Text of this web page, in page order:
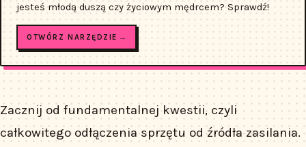
jesteś młodą duszą czy życiowym mędrcem? Sprawdź!
OTWÓRZ NARZĘDZIE →
Zacznij od fundamentalnej kwestii, czyli
całkowitego odłączenia sprzętu od źródła zasilania.